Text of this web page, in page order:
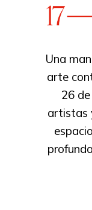
Una
arte
26
artistas